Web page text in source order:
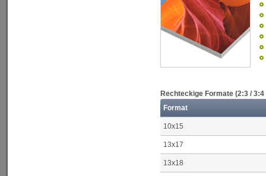
Rechteckige Formate (2:3 / 3:4
Format
10x15
13x17
13x18